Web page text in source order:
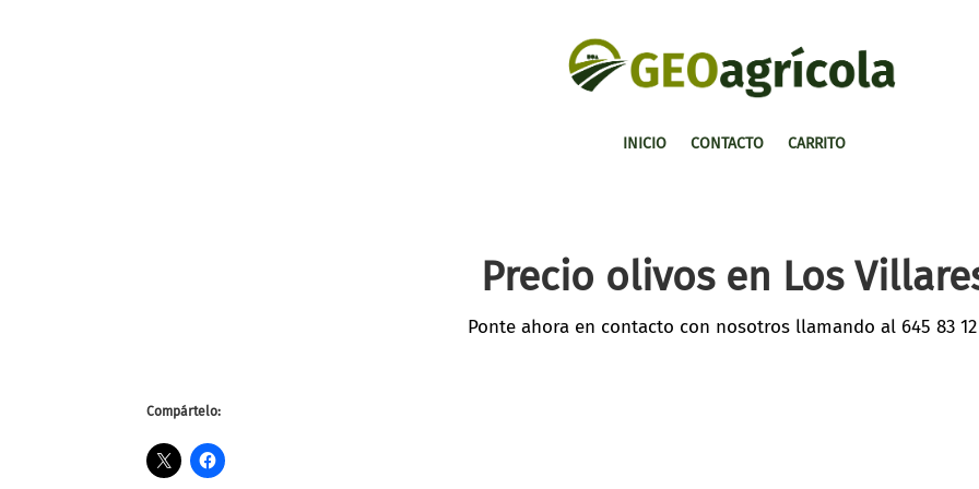
INICIO CONTACTO CARRITO
Precio olivos en Los
Ponte ahora en contacto con nosotros llamando al 645 83
Compártelo: